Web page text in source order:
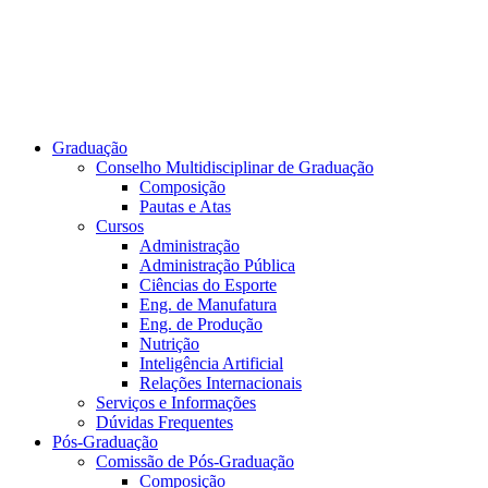
Graduação
Conselho Multidisciplinar de Graduação
Composição
Pautas e Atas
Cursos
Administração
Administração Pública
Ciências do Esporte
Eng. de Manufatura
Eng. de Produção
Nutrição
Inteligência Artificial
Relações Internacionais
Serviços e Informações
Dúvidas Frequentes
Pós-Graduação
Comissão de Pós-Graduação
Composição